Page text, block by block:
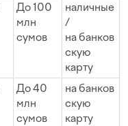
До 100
млн
сумов
наличные
/
на банков
скую
карту
До 40
млн
сумов
на банков
скую
карту